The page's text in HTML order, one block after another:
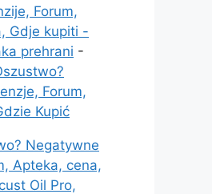
Forum,
Gdje kupiti -
prehrani -
Forum,
Kupić
Negatywne
Apteka, cena,
Oil Pro,